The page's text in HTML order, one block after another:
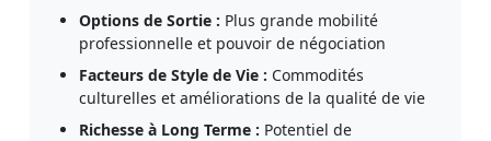
Options de Sortie : Plus grande mobilité
professionnelle et pouvoir de négociation
Facteurs de Style de Vie : Commodités
culturelles et améliorations de la qualité de vie
Richesse à Long Terme : Potentiel de